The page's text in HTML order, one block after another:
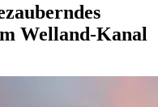
Welland-Kanal